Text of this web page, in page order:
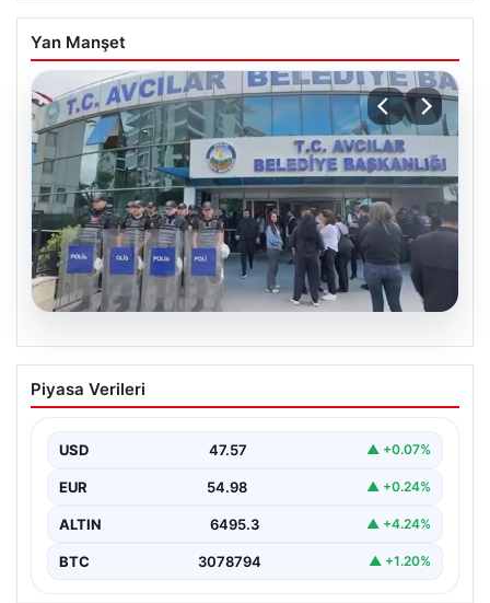
Yan Manşet
Avcılar Belediyesi’ne operasyon. 12
şüpheli gözaltına alındı
Piyasa Verileri
USD 47.57 ▲ +0.07%
EUR 54.98 ▲ +0.24%
ALTIN 6495.3 ▲ +4.24%
BTC 3078794 ▲ +1.20%